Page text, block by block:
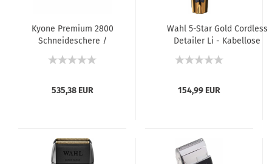
Kyone Premium 2800
Schneideschere /
6,0" (Rechtshand-
535,38 EUR
Wahl 5-Star Gold Cordless
Detailer Li - Kabellose
/ Trimmer
154,99 EUR